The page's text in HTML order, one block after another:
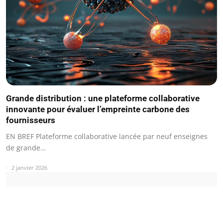
Grande distribution : une plateforme collaborative
innovante pour évaluer l’empreinte carbone des
fournisseurs
EN BREF Plateforme collaborative lancée par neuf enseignes
de grande…
2 janvier 2026